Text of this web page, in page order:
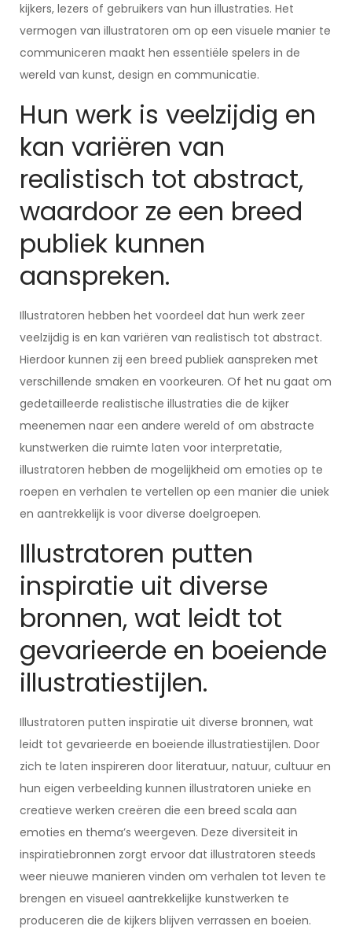
kijkers, lezers of gebruikers van hun illustraties. Het
vermogen van illustratoren om op een visuele manier te
communiceren maakt hen essentiële spelers in de
wereld van kunst, design en communicatie.
Hun werk is veelzijdig en
kan variëren van
realistisch tot abstract,
waardoor ze een breed
publiek kunnen
aanspreken.
Illustratoren hebben het voordeel dat hun werk zeer
veelzijdig is en kan variëren van realistisch tot abstract.
Hierdoor kunnen zij een breed publiek aanspreken met
verschillende smaken en voorkeuren. Of het nu gaat om
gedetailleerde realistische illustraties die de kijker
meenemen naar een andere wereld of om abstracte
kunstwerken die ruimte laten voor interpretatie,
illustratoren hebben de mogelijkheid om emoties op te
roepen en verhalen te vertellen op een manier die uniek
en aantrekkelijk is voor diverse doelgroepen.
Illustratoren putten
inspiratie uit diverse
bronnen, wat leidt tot
gevarieerde en boeiende
illustratiestijlen.
Illustratoren putten inspiratie uit diverse bronnen, wat
leidt tot gevarieerde en boeiende illustratiestijlen. Door
zich te laten inspireren door literatuur, natuur, cultuur en
hun eigen verbeelding kunnen illustratoren unieke en
creatieve werken creëren die een breed scala aan
emoties en thema’s weergeven. Deze diversiteit in
inspiratiebronnen zorgt ervoor dat illustratoren steeds
weer nieuwe manieren vinden om verhalen tot leven te
brengen en visueel aantrekkelijke kunstwerken te
produceren die de kijkers blijven verrassen en boeien.